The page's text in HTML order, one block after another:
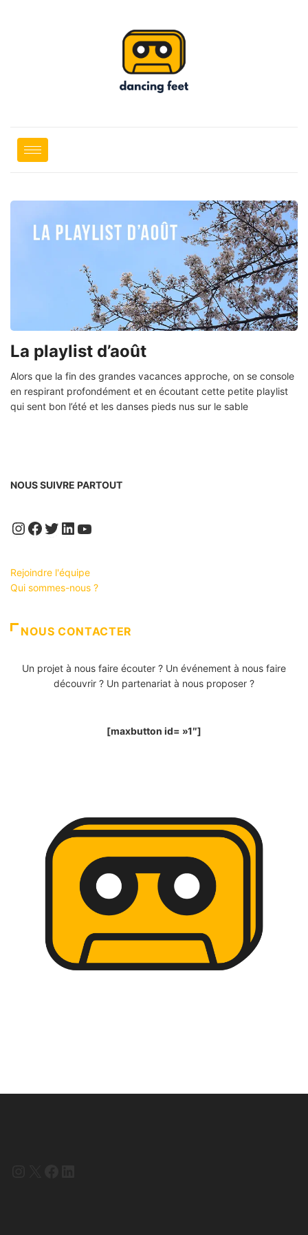
La playlist d’août
Alors que la fin des grandes vacances approche, on se console
en respirant profondément et en écoutant cette petite playlist
qui sent bon l’été et les danses pieds nus sur le sable
NOUS SUIVRE PARTOUT
Instagram
Facebook
Twitter
LinkedIn
YouTube
Rejoindre l'équipe
Qui sommes-nous ?
NOUS CONTACTER
Un projet à nous faire écouter ? Un événement à nous faire
découvrir ? Un partenariat à nous proposer ?
[maxbutton id= »1″]